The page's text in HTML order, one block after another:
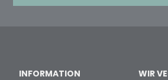
INFORMATION WIR